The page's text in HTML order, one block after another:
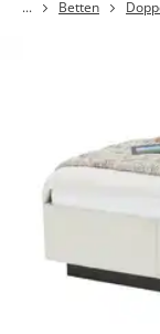
Betten